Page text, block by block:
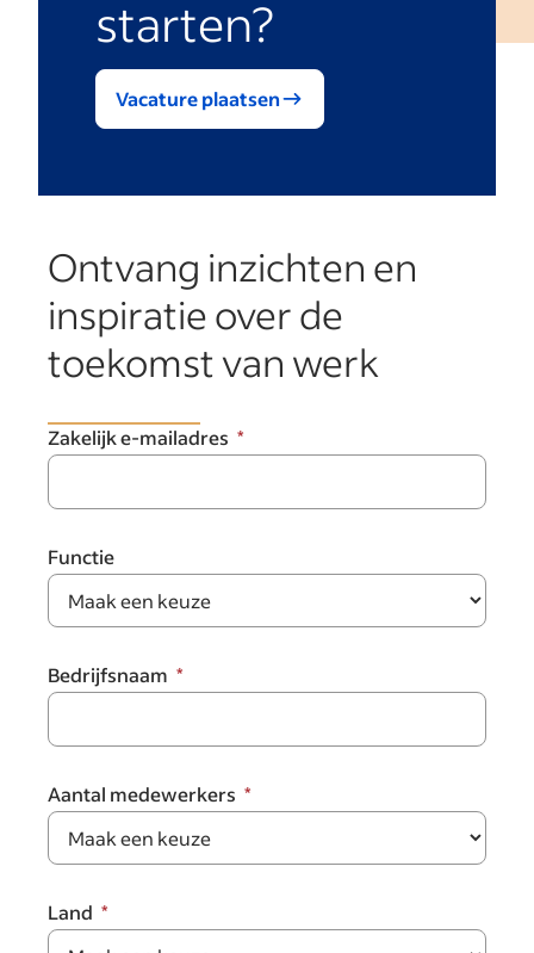
starten?
Vacature plaatsen
Ontvang inzichten en
inspiratie over de
toekomst van werk
Zakelijk e-mailadres
Functie
Bedrijfsnaam
Aantal medewerkers
Land